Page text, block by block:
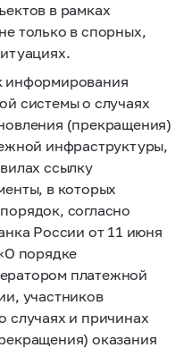
в рамках
только в спорных,
информирования
системы о случаях
(прекращения)
инфраструктуры,
ссылку
в которых
согласно
России от 11 июня
порядке
платежной
участников
случаях и причинах
оказания